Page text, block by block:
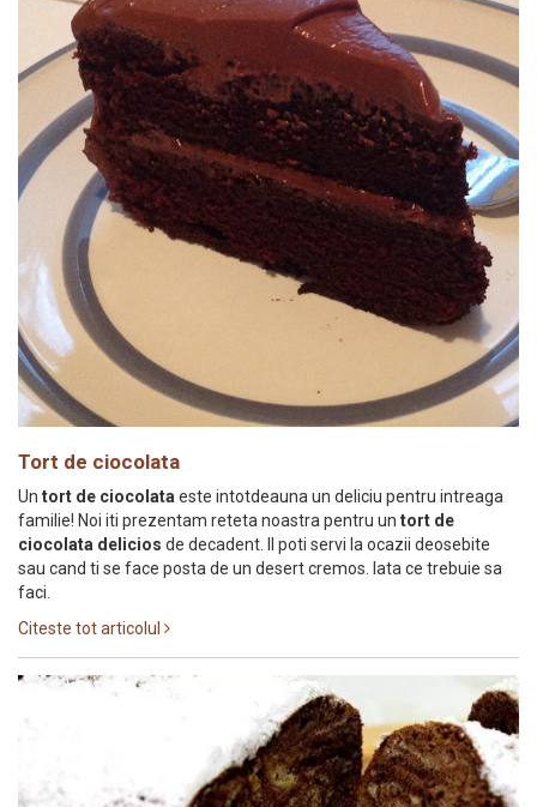
Tort de ciocolata
Un tort de ciocolata este intotdeauna un deliciu pentru intreaga
familie! Noi iti prezentam reteta noastra pentru un tort de
ciocolata delicios de decadent. Il poti servi la ocazii deosebite
sau cand ti se face posta de un desert cremos. Iata ce trebuie sa
faci.
Citeste tot articolul